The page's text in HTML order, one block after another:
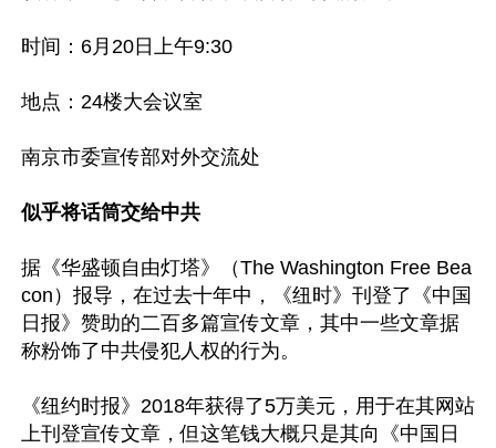
时间：6月20日上午9:30
地点：24楼大会议室
南京市委宣传部对外交流处
似乎将话筒交给中共
据《华盛顿自由灯塔》（The Washington Free Bea
con）报导，在过去十年中，《纽时》刊登了《中国
日报》赞助的二百多篇宣传文章，其中一些文章据
称粉饰了中共侵犯人权的行为。
《纽约时报》2018年获得了5万美元，用于在其网站
上刊登宣传文章，但这笔钱大概只是其向《中国日